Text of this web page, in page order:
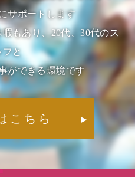
サポートします
もあり、20代、30代のス
フと
ができる環境です
こちら ▶︎